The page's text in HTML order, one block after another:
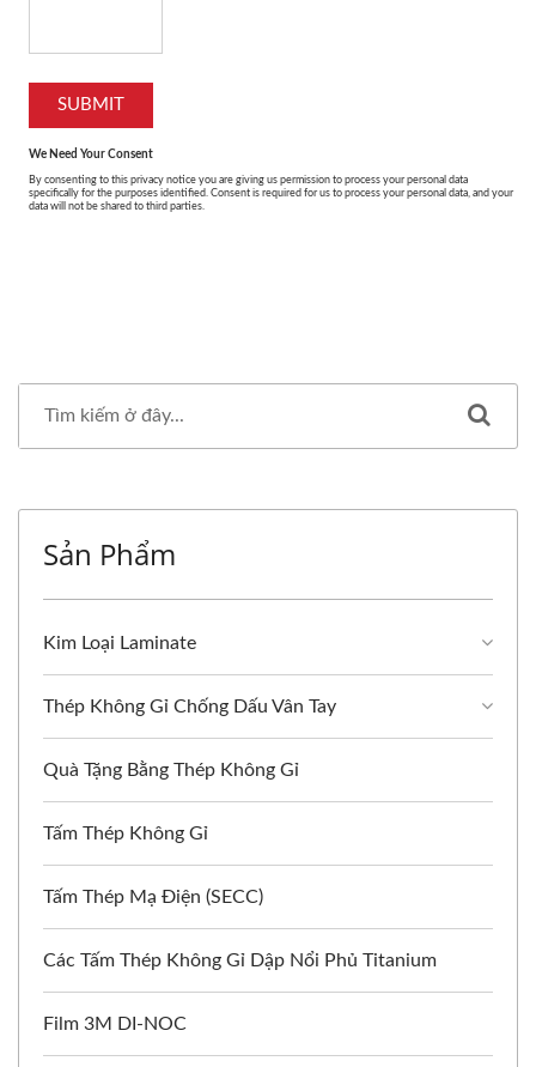
Sản Phẩm
Kim Loại Laminate
Thép Không Gỉ Chống Dấu Vân Tay
Quà Tặng Bằng Thép Không Gỉ
Tấm Thép Không Gỉ
Tấm Thép Mạ Điện (SECC)
Các Tấm Thép Không Gỉ Dập Nổi Phủ Titanium
Film 3M DI-NOC